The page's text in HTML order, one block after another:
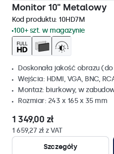
Monitor 10" Metalowy
Kod produktu: 10HD7M
100+ szt. w magazynie
Doskonała jakość obrazu (do
Wejścia: HDMI, VGA, BNC,
Montaż: biurkowy, w
Rozmiar: 243 x 165 x 35 mm
1 349,00 zł
1 659,27 zł z VAT
Szczegóły